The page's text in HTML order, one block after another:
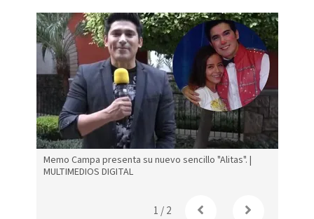
Memo Campa presenta su nuevo sencillo "Alitas". |
MULTIMEDIOS DIGITAL
1 /2